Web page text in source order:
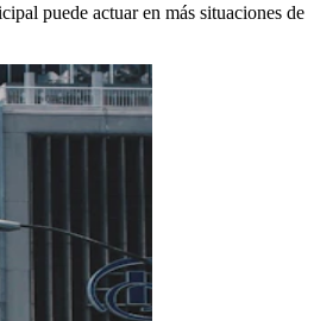
puede actuar en más situaciones de